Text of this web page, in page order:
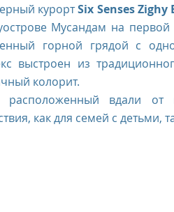
курорт Six Senses Zighy
Мусандам на
горной грядой с
выстроен из
колорит.
расположенный вдали от
как для семей с детьми,